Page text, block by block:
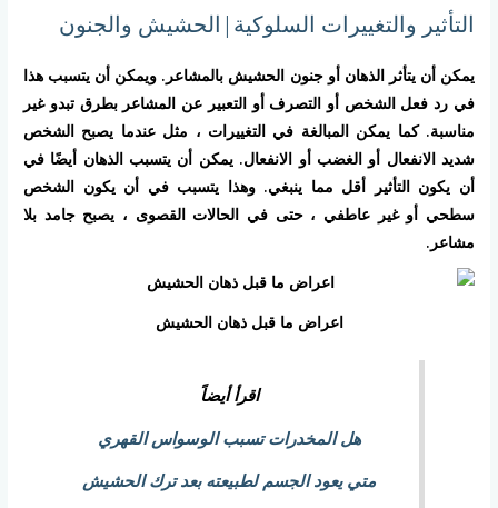
التأثير والتغييرات السلوكية|الحشيش والجنون
يمكن أن يتأثر الذهان أو جنون الحشيش بالمشاعر. ويمكن أن يتسبب هذا
في رد فعل الشخص أو التصرف أو التعبير عن المشاعر بطرق تبدو غير
مناسبة. كما يمكن المبالغة في التغييرات ، مثل عندما يصبح الشخص
شديد الانفعال أو الغضب أو الانفعال. يمكن أن يتسبب الذهان أيضًا في
أن يكون التأثير أقل مما ينبغي. وهذا يتسبب في أن يكون الشخص
سطحي أو غير عاطفي ، حتى في الحالات القصوى ، يصبح جامد بلا
مشاعر.
اعراض ما قبل ذهان الحشيش
اقرأ أيضاً
هل المخدرات تسبب الوسواس القهري
متي يعود الجسم لطبيعته بعد ترك الحشيش